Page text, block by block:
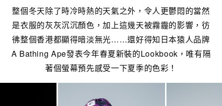
整個冬天除了時冷時熱的天氣之外，令人更鬱悶的當然
是衣服的灰灰沉沉顏色，加上這幾天被霧霾的影響，彷
彿整個香港都顯得暗淡無光……還好得知日本猿人品牌
A Bathing Ape發表今年春夏新裝的Lookbook，唯有隔
著個螢幕預先感受一下夏季的色彩！